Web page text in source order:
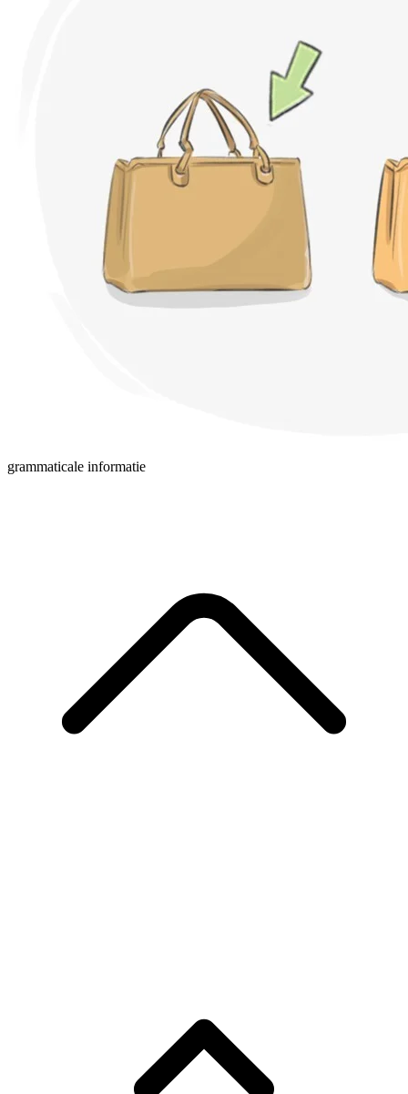
grammaticale informatie